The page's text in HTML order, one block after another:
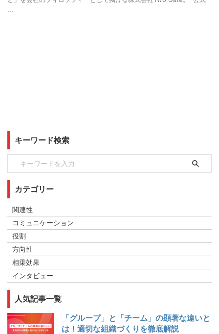
...
キーワード検索
カテゴリー
関連性
コミュニケーション
役割
方向性
相乗効果
インタビュー
人気記事一覧
「グループ」と「チーム」の顕著な違いと
は！適切な組織づくりを徹底解説